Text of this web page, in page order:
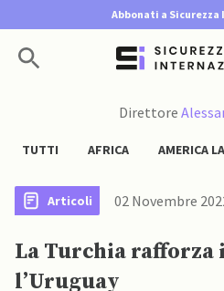
Abbonati a
Direttore
TUTTI AFRICA AMERICA
Articoli 02 Novembre
La Turchia rafforza
l’Uruguay